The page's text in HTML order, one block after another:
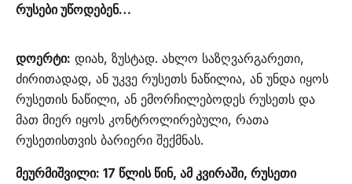
რუსები უწოდებენ…
დოერტი: დიახ, ზუსტად. ახლო საზღვარგარეთი,
ძირითადად, ან უკვე რუსეთს ნაწილია, ან უნდა იყოს
რუსეთის ნაწილი, ან ემორჩილებოდეს რუსეთს და
მათ მიერ იყოს კონტროლირებული, რათა
რუსეთისთვის ბარიერი შექმნას.
მეურმიშვილი: 17 წლის წინ, ამ კვირაში, რუსეთი